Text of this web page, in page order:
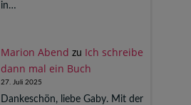
in…
Marion Abend zu Ich schreibe
dann mal ein Buch
27. Juli 2025
Dankeschön, liebe Gaby. Mit der